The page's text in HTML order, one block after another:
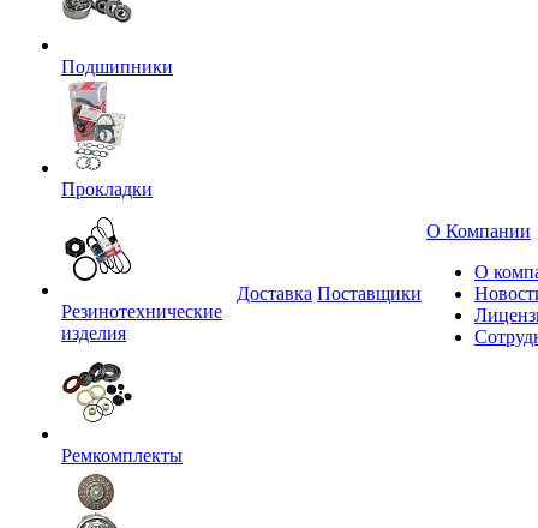
Подшипники
Прокладки
Резинотехнические
изделия
Ремкомплекты
Доставка Поставщики
О Компании
О